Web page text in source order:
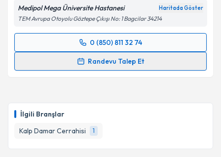
İlgili Branşlar
Kalp Damar Cerrahisi
1
Kişisel verilerimin işlenmesine ilişkinAydınlatma
kapsamda işlenmesini kabul ediyorum.
Takvim Talebini Gönder
Medipol Mega Üniversite Hastanesi Haritada Göster
TEM Avrupa Otoyolu Göztepe Çıkışı No: 1 Bagcilar 34214
0 (850) 811 32 74
Randevu Talep Et
Randevu Takvimi Talebi
bilgilendireceğiz.
E-posta Adresiniz